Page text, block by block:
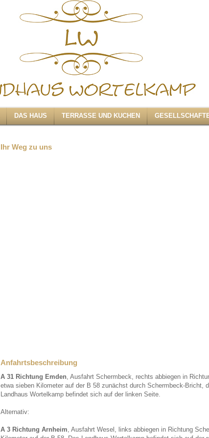
DAS HAUS TERRASSE UND KUCHEN
Ihr Weg zu uns
Anfahrtsbeschreibung
A 31 Richtung Emden, Ausfahrt Schermbeck, rechts abbiegen in
etwa sieben Kilometer auf der B 58 zunächst durch Schermbeck-Bricht,
Landhaus Wortelkamp befindet sich auf der linken Seite.
Alternativ:
A 3 Richtung Arnheim, Ausfahrt Wesel, links abbiegen in Richtung